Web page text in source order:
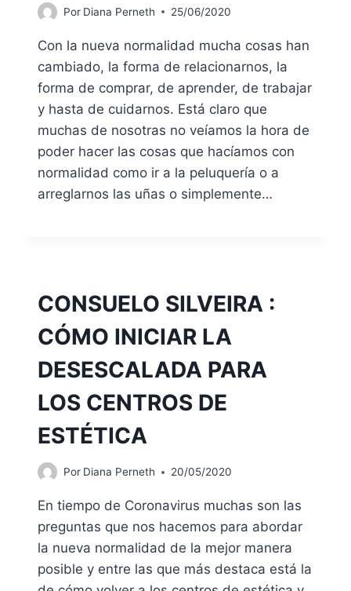
Por Diana Perneth 25/06/2020
Con la nueva normalidad mucha cosas han
cambiado, la forma de relacionarnos, la
forma de comprar, de aprender, de trabajar
y hasta de cuidarnos. Está claro que
muchas de nosotras no veíamos la hora de
poder hacer las cosas que hacíamos con
normalidad como ir a la peluquería o a
arreglarnos las uñas o simplemente…
CONSUELO SILVEIRA :
CÓMO INICIAR LA
DESESCALADA PARA
LOS CENTROS DE
ESTÉTICA
Por Diana Perneth 20/05/2020
En tiempo de Coronavirus muchas son las
preguntas que nos hacemos para abordar
la nueva normalidad de la mejor manera
posible y entre las que más destaca está la